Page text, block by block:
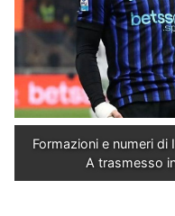
Formazioni e numeri
A trasmesso